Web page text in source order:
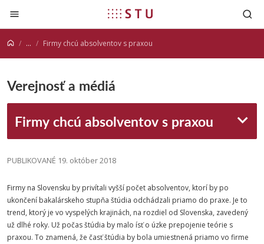
Prejsť na obsah
... Firmy chcú absolventov s praxou
Verejnosť a médiá
Firmy chcú absolventov s praxou
PUBLIKOVANÉ 19. október 2018
Firmy na Slovensku by privítali vyšší počet absolventov, ktorí by po
ukončení bakalárskeho stupňa štúdia odchádzali priamo do praxe. Je to
trend, ktorý je vo vyspelých krajinách, na rozdiel od Slovenska, zavedený
už dlhé roky. Už počas štúdia by malo ísť o úzke prepojenie teórie s
praxou. To znamená, že časť štúdia by bola umiestnená priamo vo firme